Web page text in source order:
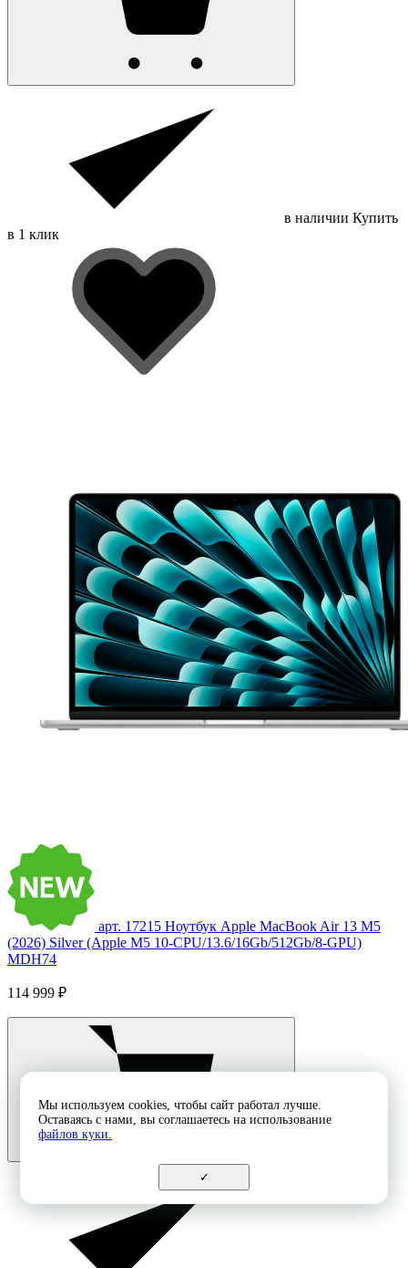
в наличии Купить
в 1 клик
арт. 17215 Ноутбук Apple MacBook Air 13 M5
(2026) Silver (Apple M5 10-CPU/13.6/16Gb/512Gb/8-GPU)
MDH74
114 999 ₽
Мы используем cookies, чтобы сайт работал лучше.
Оставаясь с нами, вы соглашаетесь на использование
файлов куки.
✓